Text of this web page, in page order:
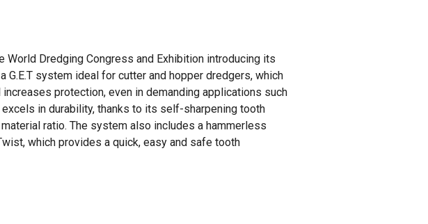
World Dredging Congress and Exhibition introducing its
G.E.T system ideal for cutter and hopper dredgers, which
protection, even in demanding applications such
in durability, thanks to its self-sharpening tooth
ratio. The system also includes a hammerless
which provides a quick, easy and safe tooth